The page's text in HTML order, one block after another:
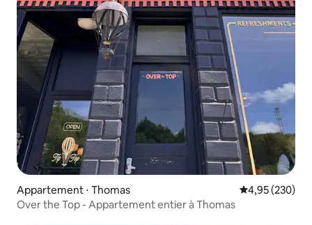
Appartement ⋅ Thomas Évaluation
4,95 (230)
Over the Top - Appartement entier à Thomas